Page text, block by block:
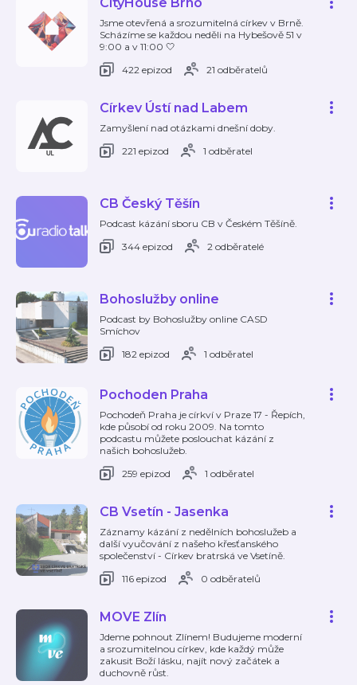
Jsme otevřená a srozumitelná církev v Brně.
Scházíme se každou neděli na Hybešově 51 v
9:00 a v 11:00 🤍
422 epizod
21 odběratelů
Církev Ústí nad Labem
Zamyšlení nad otázkami dnešní doby.
221 epizod
1 odběratel
CB Český Těšín
Podcast kázání sboru CB v Českém Těšíně.
344 epizod
2 odběratelé
Bohoslužby online
Podcast by Bohoslužby online CASD
Smíchov
182 epizod
1 odběratel
Pochoden Praha
Pochodeň Praha je církví v Praze 17 - Řepích,
kde působí od roku 2009. Na tomto
podcastu můžete poslouchat kázání z
našich bohoslužeb.
259 epizod
1 odběratel
CB Vsetín - Jasenka
Záznamy kázání z nedělních bohoslužeb a
další vyučování z našeho křesťanského
společenství - Církev bratrská ve Vsetíně.
116 epizod
0 odběratelů
MOVE Zlín
Jdeme pohnout Zlínem! Budujeme moderní
a srozumitelnou církev, kde každý může
zakusit Boží lásku, najít nový začátek a
duchovně růst.